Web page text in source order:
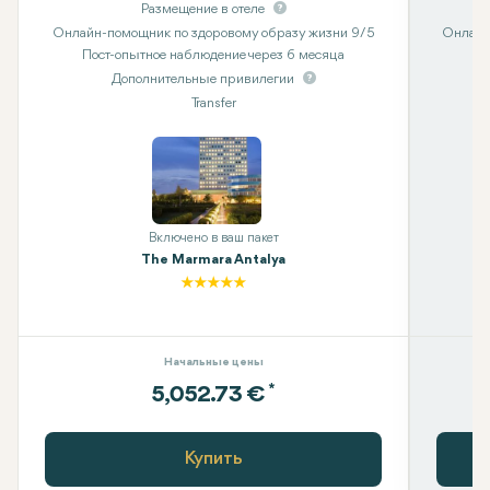
Размещение в отеле
Онлайн-помощник по здоровому образу жизни 9/5
Пост-опытное наблюдение через 6 месяца
Дополнительные привилегии
Transfer
Включено в ваш пакет
The Marmara Antalya
Начальные цены
5,052.73 € *
Купить